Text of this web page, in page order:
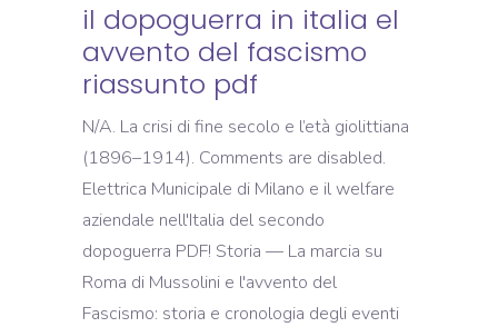
il dopoguerra in italia el
avvento del fascismo
riassunto pdf
N/A. La crisi di fine secolo e l’età giolittiana
(1896–1914). Comments are disabled.
Elettrica Municipale di Milano e il welfare
aziendale nell'Italia del secondo
dopoguerra PDF! Storia — La marcia su
Roma di Mussolini e l'avvento del
Fascismo: storia e cronologia degli eventi